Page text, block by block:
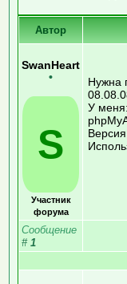
Автор
SwanHeart
•
S
Участник
форума
Нужна
У меня:
Сообщение
# 1